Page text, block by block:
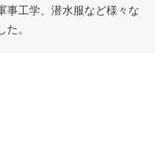
事工学、潜水服など様々な
。